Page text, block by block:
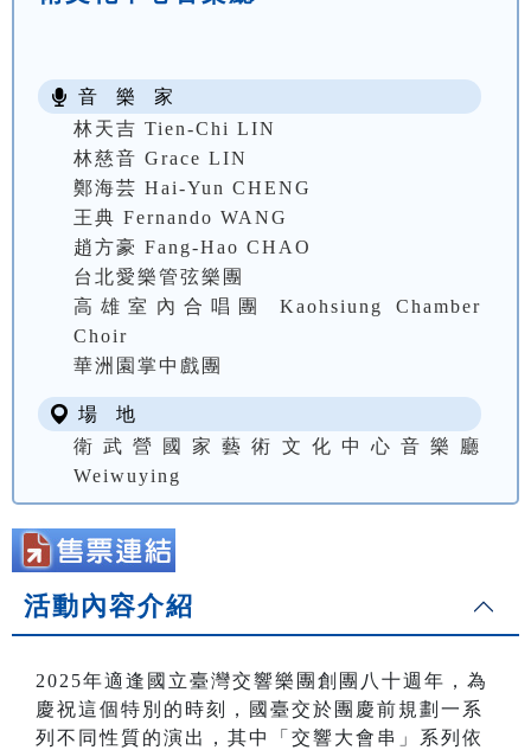
音 樂 家
林天吉 Tien-Chi LIN
林慈音 Grace LIN
鄭海芸 Hai-Yun CHENG
王典 Fernando WANG
趙方豪 Fang-Hao CHAO
台北愛樂管弦樂團
高雄室內合唱團 Kaohsiung Chamber
Choir
華洲園掌中戲團
場 地
衛武營國家藝術文化中心音樂廳
Weiwuying
活動內容介紹
2025年適逢國立臺灣交響樂團創團八十週年，為
慶祝這個特別的時刻，國臺交於團慶前規劃一系
列不同性質的演出，其中「交響大會串」系列依